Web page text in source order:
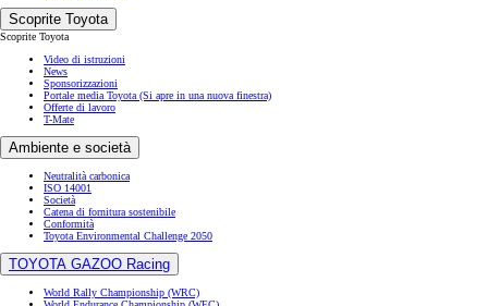
Scoprite Toyota
Scoprite Toyota
Video di istruzioni
News
Sponsorizzazioni
Portale media Toyota (Si apre in una nuova finestra)
Offerte di lavoro
T-Mate
Ambiente e società
Neutralità carbonica
ISO 14001
Società
Catena di fornitura sostenibile
Conformità
Toyota Environmental Challenge 2050
TOYOTA GAZOO Racing
World Rally Championship (WRC)